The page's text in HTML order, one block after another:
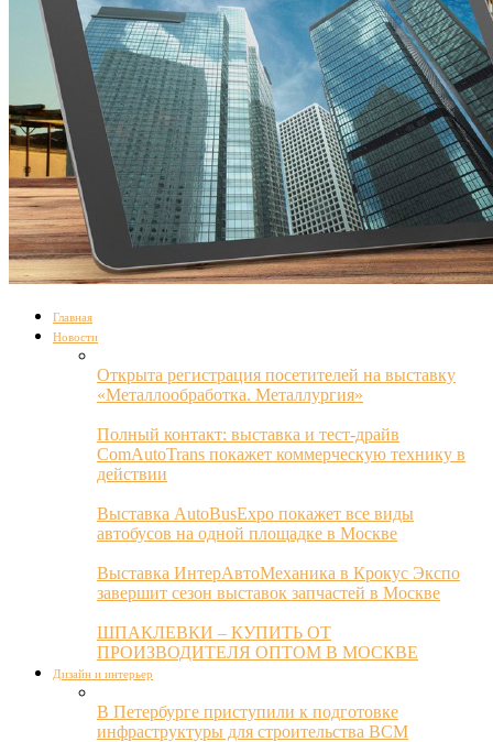
Главная
Новости
Открыта регистрация посетителей на выставку
«Металлообработка. Металлургия»
Полный контакт: выставка и тест-драйв
ComAutoTrans покажет коммерческую технику в
действии
Выставка AutoBusExpo покажет все виды
автобусов на одной площадке в Москве
Выставка ИнтерАвтоМеханика в Крокус Экспо
завершит сезон выставок запчастей в Москве
ШПАКЛЕВКИ – КУПИТЬ ОТ
ПРОИЗВОДИТЕЛЯ ОПТОМ В МОСКВЕ
Дизайн и интерьер
В Петербурге приступили к подготовке
инфраструктуры для строительства ВСМ